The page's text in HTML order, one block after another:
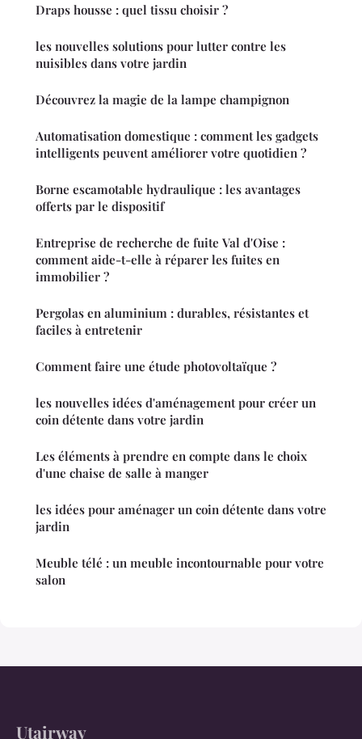
Draps housse : quel tissu choisir ?
les nouvelles solutions pour lutter contre les
nuisibles dans votre jardin
Découvrez la magie de la lampe champignon
Automatisation domestique : comment les gadgets
intelligents peuvent améliorer votre quotidien ?
Borne escamotable hydraulique : les avantages
offerts par le dispositif
Entreprise de recherche de fuite Val d'Oise :
comment aide-t-elle à réparer les fuites en
immobilier ?
Pergolas en aluminium : durables, résistantes et
faciles à entretenir
Comment faire une étude photovoltaïque ?
les nouvelles idées d'aménagement pour créer un
coin détente dans votre jardin
Les éléments à prendre en compte dans le choix
d'une chaise de salle à manger
les idées pour aménager un coin détente dans votre
jardin
Meuble télé : un meuble incontournable pour votre
salon
Utairway